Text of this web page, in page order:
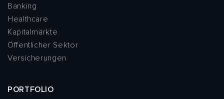
Banking
Healthcare
Kapitalmärkte
Öffentlicher Sektor
Versicherungen
PORTFOLIO